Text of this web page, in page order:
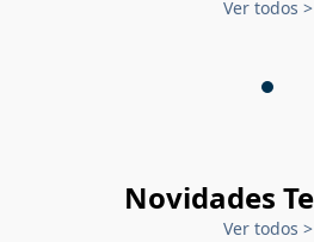
Ver todos >
Novidades
Ver todos >